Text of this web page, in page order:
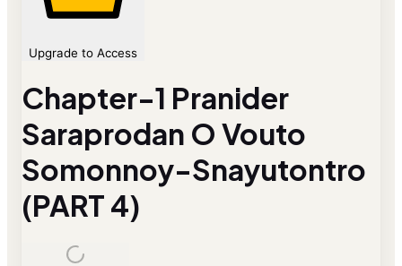
Upgrade to Access
Chapter-1 Pranider
Saraprodan O Vouto
Somonnoy-Snayutontro
(PART 4)